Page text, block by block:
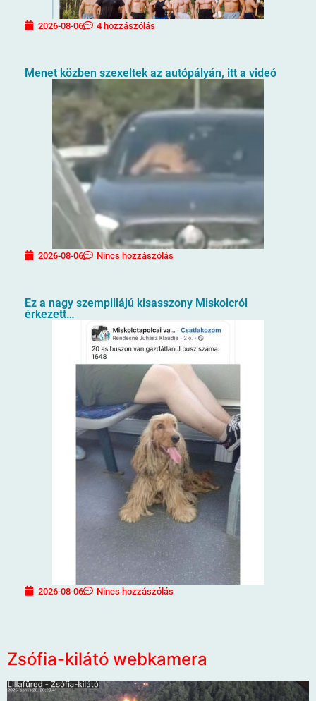
2026-08-06 4 hozzászólás
Menet közben szexeltek az autópályán, itt a videó
2026-08-06 Nincs hozzászólás
Ez a nagy szempillájú kisasszony Miskolcról
érkezett…
2026-08-06 Nincs hozzászólás
Zsófia-kilátó webkamera